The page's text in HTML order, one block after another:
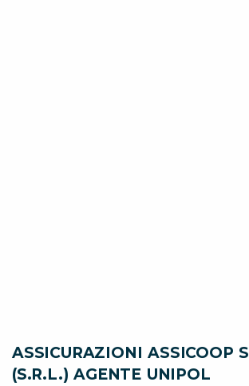
ASSICURAZIONI ASSICOOP
(S.R.L.) AGENTE UNIPOL